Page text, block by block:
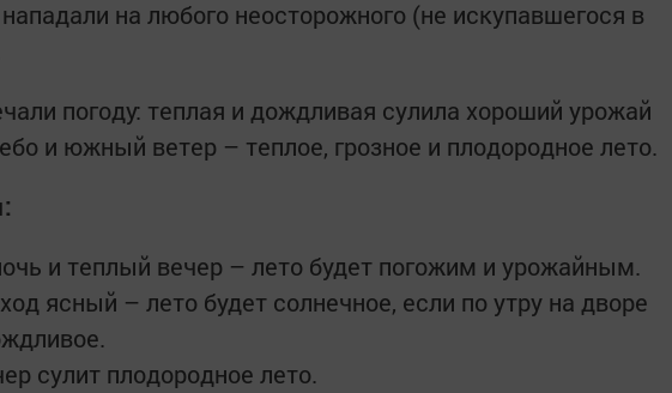
на любого неосторожного (не искупавшегося в
погоду: теплая и дождливая сулила хороший урожай
и южный ветер – теплое, грозное и плодородное лето.
и теплый вечер – лето будет погожим и урожайным.
ясный – лето будет солнечное, если по утру на дворе
сулит плодородное лето.